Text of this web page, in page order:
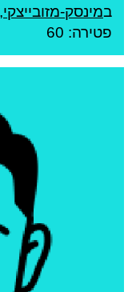
במינסק-מזובייצקי,
פטירה: 60